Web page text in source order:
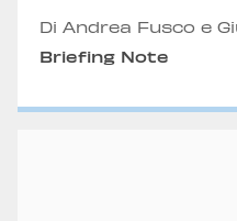
Di Andrea Fusco e
Briefing Note